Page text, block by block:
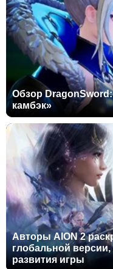
Обзор
камбэк»
Авторы AION 2
глобальной
развития игры